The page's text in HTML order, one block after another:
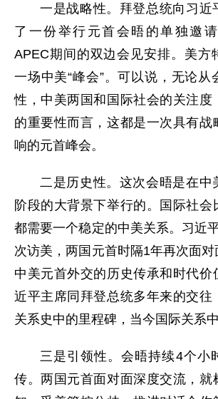
一是战略性。拜登总统向习近
了一份举行元首会晤的单独邀
APEC期间的双边会见安排。美方
一场中美“峰会”。可以说，无论从
性，中美两国和国际社会的关注度
的重要性而言，这都是一次具有战
响的元首峰会。
二是历史性。这次会晤是在中
阶段的大背景下举行的。国际社会
都需要一个稳定的中美关系。习近
次访美，两国元首时隔1年再次面
中美元首外交的历史传承和时代价
近平主席同拜登总统多年来的交往
关系史中的里程碑，当今国际关系中
三是引领性。会晤持续4个小
传。两国元首面对面深度交流，就